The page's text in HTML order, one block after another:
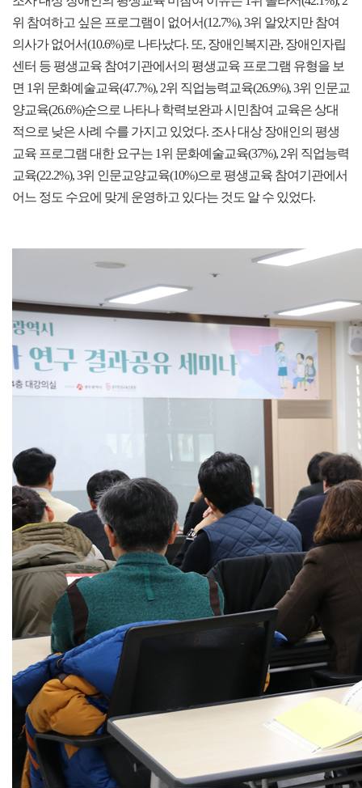
위 참여하고 싶은 프로그램이 없어서(12.7%), 3위 알았지만 참여
의사가 없어서(10.6%)로 나타났다. 또, 장애인복지관, 장애인자립
센터 등 평생교육 참여기관에서의 평생교육 프로그램 유형을 보
면 1위 문화예술교육(47.7%), 2위 직업능력교육(26.9%), 3위 인문교
양교육(26.6%)순으로 나타나 학력보완과 시민참여 교육은 상대
적으로 낮은 사례 수를 가지고 있었다. 조사 대상 장애인의 평생
교육 프로그램 대한 요구는 1위 문화예술교육(37%), 2위 직업능력
교육(22.2%), 3위 인문교양교육(10%)으로 평생교육 참여기관에서
어느 정도 수요에 맞게 운영하고 있다는 것도 알 수 있었다.